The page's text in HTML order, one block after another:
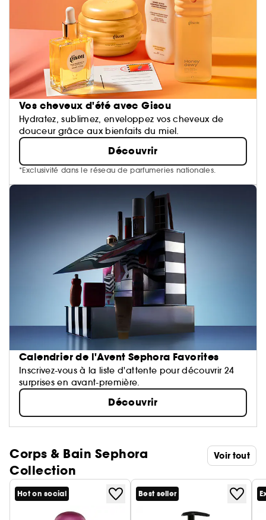
Vos cheveux d'été avec Gisou
Hydratez, sublimez, enveloppez vos cheveux de
douceur grâce aux bienfaits du miel.
Découvrir
*Exclusivité dans le réseau de parfumeries nationales.
Calendrier de l'Avent Sephora Favorites
Inscrivez-vous à la liste d'attente pour découvrir 24
surprises en avant-première.
Découvrir
Corps & Bain Sephora
Collection
Voir tout
Hot on social Best seller